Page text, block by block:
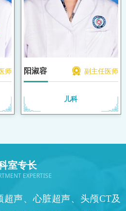
师 阳淑容 副主任医师
儿科
室专长
EXPERTISE
声、心脏超声、头颅CT及